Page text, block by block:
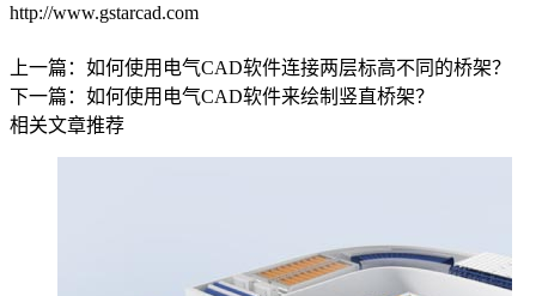
http://www.gstarcad.com
上一篇：如何使用电气CAD软件连接两层标高不同的桥架？
下一篇：如何使用电气CAD软件来绘制竖直桥架？
相关文章推荐